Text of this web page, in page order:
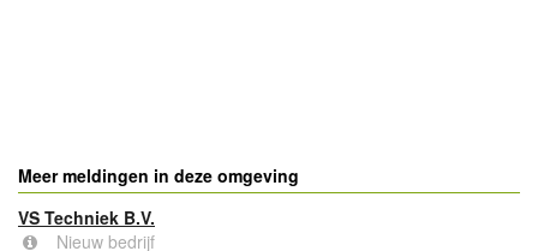
Meer meldingen in deze omgeving
VS Techniek B.V.
Nieuw bedrijf